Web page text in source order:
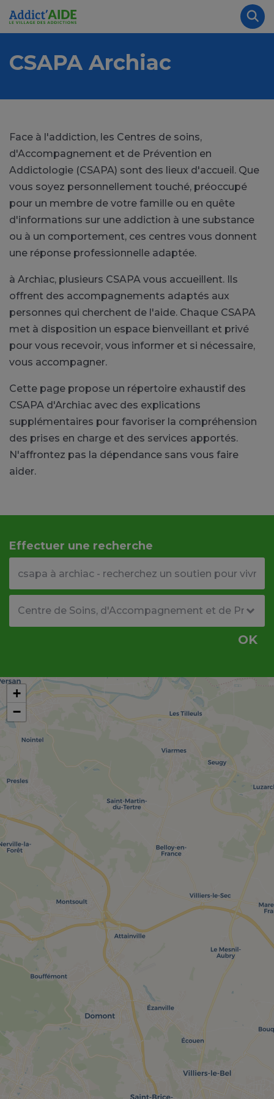
Aller au contenu principal
CSAPA Archiac
Face à l'addiction, les Centres de soins,
d'Accompagnement et de Prévention en
Addictologie (CSAPA) sont des lieux d'accueil. Que
vous soyez personnellement touché, préoccupé
pour un membre de votre famille ou en quête
d'informations sur une addiction à une substance
ou à un comportement, ces centres vous donnent
une réponse professionnelle adaptée.
à Archiac, plusieurs CSAPA vous accueillent. Ils
offrent des accompagnements adaptés aux
personnes qui cherchent de l'aide. Chaque CSAPA
met à disposition un espace bienveillant et privé
pour vous recevoir, vous informer et si nécessaire,
vous accompagner.
Cette page propose un répertoire exhaustif des
CSAPA d'Archiac avec des explications
supplémentaires pour favoriser la compréhension
des prises en charge et des services apportés.
N'affrontez pas la dépendance sans vous faire
aider.
Effectuer une recherche
OK
+
−
Panneau de gestion des cookies